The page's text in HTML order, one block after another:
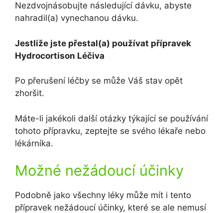
Nezdvojnásobujte následující dávku, abyste
nahradil(a) vynechanou dávku.
Jestliže jste přestal(a) používat přípravek
Hydrocortison Léčiva
Po přerušení léčby se může Váš stav opět
zhoršit.
Máte-li jakékoli další otázky týkající se používání
tohoto přípravku, zeptejte se svého lékaře nebo
lékárníka.
Možné nežádoucí účinky
Podobně jako všechny léky může mít i tento
přípravek nežádoucí účinky, které se ale nemusí